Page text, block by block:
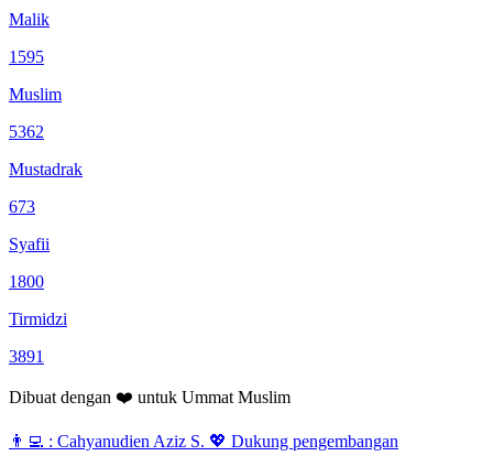
Malik
1595
Muslim
5362
Mustadrak
673
Syafii
1800
Tirmidzi
3891
Dibuat dengan ❤️ untuk Ummat Muslim
👨‍💻 : Cahyanudien Aziz S. 💖 Dukung pengembangan